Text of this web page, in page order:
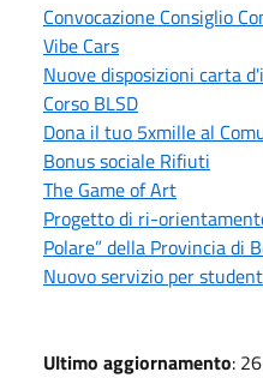
Convocazione Consiglio
Vibe Cars
Nuove disposizioni carta
Corso BLSD
Dona il tuo 5xmille al
Bonus sociale Rifiuti
The Game of Art
Progetto di ri-
Polare” della Provincia di
Nuovo servizio per
Ultimo aggiornamento: